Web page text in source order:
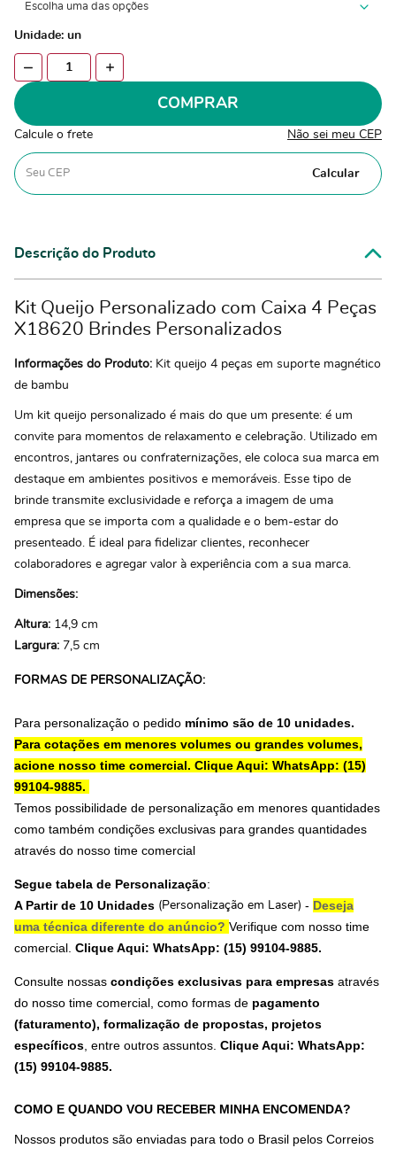
Unidade: un
COMPRAR
Calcule o frete Não sei meu CEP
Calcular
Descrição do Produto
Kit Queijo Personalizado com Caixa 4 Peças
X18620 Brindes Personalizados
Informações do Produto: Kit queijo 4 peças em suporte magnético
de bambu
Um kit queijo personalizado é mais do que um presente: é um
convite para momentos de relaxamento e celebração. Utilizado em
encontros, jantares ou confraternizações, ele coloca sua marca em
destaque em ambientes positivos e memoráveis. Esse tipo de
brinde transmite exclusividade e reforça a imagem de uma
empresa que se importa com a qualidade e o bem-estar do
presenteado. É ideal para fidelizar clientes, reconhecer
colaboradores e agregar valor à experiência com a sua marca.
Dimensões:
Altura: 14,9 cm
Largura: 7,5 cm
FORMAS DE PERSONALIZAÇÃO:
Para personalização o pedido mínimo são de 10 unidades.
Para cotações em menores volumes ou grandes volumes,
acione nosso time comercial. Clique Aqui: WhatsApp: (15)
99104-9885.
Temos possibilidade de personalização em menores quantidades
como também condições exclusivas para grandes quantidades
através do nosso time comercial
Segue tabela de Personalização:
A Partir de 10 Unidades (Personalização em Laser) - Deseja
uma técnica diferente do anúncio? Verifique com nosso time
comercial. Clique Aqui: WhatsApp: (15) 99104-9885.
Consulte nossas condições exclusivas para empresas através
do nosso time comercial, como formas de pagamento
(faturamento), formalização de propostas, projetos
específicos , entre outros assuntos. Clique Aqui: WhatsApp:
(15) 99104-9885.
COMO E QUANDO VOU RECEBER MINHA ENCOMENDA?
Nossos produtos são enviadas para todo o Brasil pelos Correios